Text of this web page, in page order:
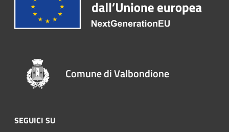
Comune di Valbondione
SEGUICI SU